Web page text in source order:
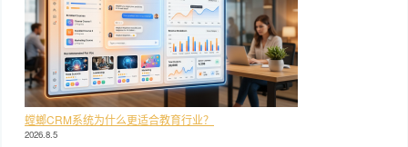
螳螂CRM系统为什么更适合教育行业？
2026.8.5